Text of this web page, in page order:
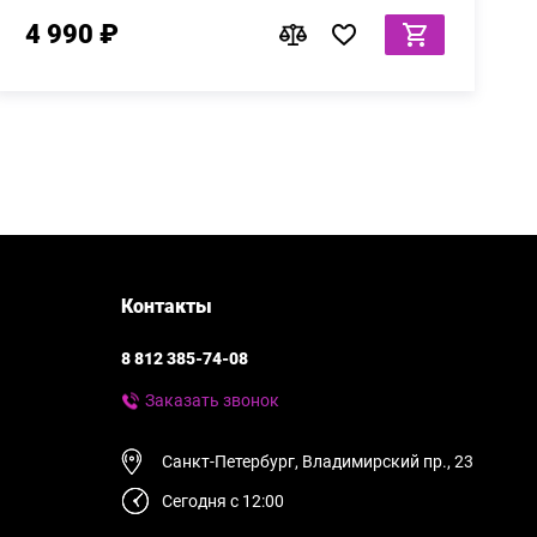
4 990 ₽
Контакты
8 812 385-74-08
Заказать звонок
Санкт-Петербург, Владимирский пр., 23
Сегодня с 12:00